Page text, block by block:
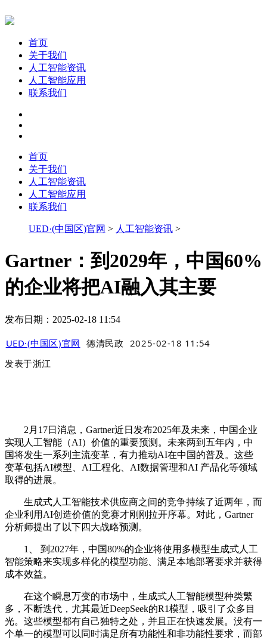
首页
关于我们
人工智能资讯
人工智能应用
联系我们
首页
关于我们
人工智能资讯
人工智能应用
联系我们
UED·(中国区)官网 > 人工智能资讯 >
Gartner：到2029年，中国60%
的企业将把AI融入其主要
发布日期：2025-02-18 11:54
UED·(中国区)官网 德清民政 2025-02-18 11:54
发表于浙江
2月17日消息，Gartner近日发布2025年及未来，中国企业
实现人工智能（AI）价值的重要预测。未来两到五年内，中
国将发生一系列主流变革，有力推动AI在中国的普及。这些
变革包括AI模型、AI工程化、AI数据管理和AI 产品化等领域
取得的进展。
生成式人工智能技术供应商之间的竞争持续了近两年，而
企业利用AI创造价值的竞赛才刚刚拉开序幕。对此，Gartner
分析师提出了以下四大战略预测。
1、 到2027年，中国80%的企业将使用多模型生成式人工
智能策略来实现多样化的模型功能、满足本地部署要求并获得
成本效益。
在这个瞬息万变的市场中，生成式人工智能模型种类繁
多，不断迭代，尤其最近DeepSeek的R1模型，吸引了众多目
光。这些模型都有自己独特之处，并且正在快速发展。没有一
个单一的模型可以同时满足所有功能性和非功能性要求，而部